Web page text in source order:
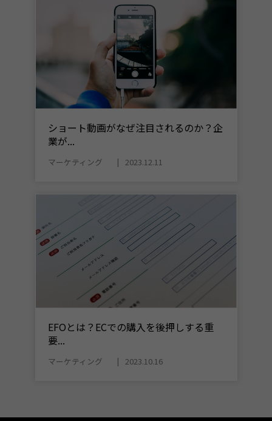
ショート動画がなぜ注目されるのか？企
業が...
マーケティング 2023.12.11
EFOとは？ECでの購入を後押しする重
要...
マーケティング 2023.10.16